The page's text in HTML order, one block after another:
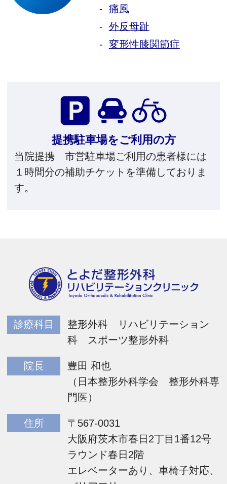
痛風
外反母趾
変形性膝関節症
提携駐車場をご利用の方
当院提携 市営駐車場ご利用の患者様には
１時間分の補助チケットを準備しておりま
す。
診療科目
整形外科 リハビリテーション
科 スポーツ整形外科
院長
豊田 和也
（日本整形外科学会 整形外科専
門医）
住所
〒567-0031
大阪府茨木市春日2丁目1番12号
ラウンド春日2階
エレベーターあり、車椅子対応、